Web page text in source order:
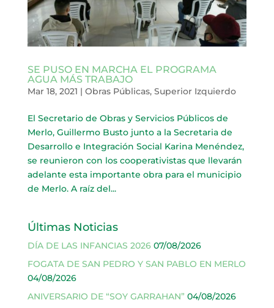
SE PUSO EN MARCHA EL PROGRAMA
AGUA MÁS TRABAJO
Mar 18, 2021 | Obras Públicas, Superior Izquierdo
El Secretario de Obras y Servicios Públicos de
Merlo, Guillermo Busto junto a la Secretaria de
Desarrollo e Integración Social Karina Menéndez,
se reunieron con los cooperativistas que llevarán
adelante esta importante obra para el municipio
de Merlo. A raíz del...
Últimas Noticias
DÍA DE LAS INFANCIAS 2026 07/08/2026
FOGATA DE SAN PEDRO Y SAN PABLO EN MERLO
04/08/2026
ANIVERSARIO DE “SOY GARRAHAN” 04/08/2026